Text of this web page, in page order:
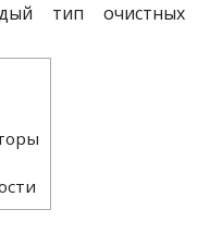
тип очистных